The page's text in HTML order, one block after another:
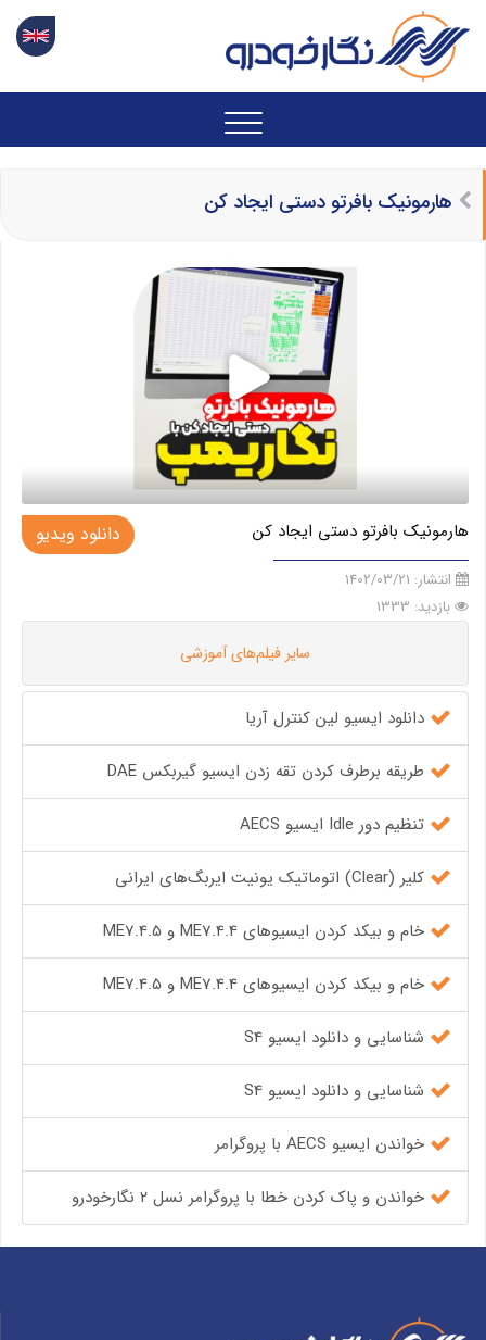
هارمونیک بافرتو دستی ایجاد کن
دانلود ویدیو هارمونیک بافرتو دستی ایجاد کن
انتشار: 1402/03/21
بازدید: 1333
سایر فیلم‌های آموزشی
دانلود ایسیو لین کنترل آریا
طریقه برطرف کردن تقه زدن ایسیو گیربکس DAE
تنظیم دور Idle ایسیو AECS
کلیر (Clear) اتوماتیک یونیت ایربگ‌های ایرانی
خام و بیکد کردن ایسیوهای ME7.4.4 و ME7.4.5
خام و بیکد کردن ایسیوهای ME7.4.4 و ME7.4.5
شناسایی و دانلود ایسیو S4
شناسایی و دانلود ایسیو S4
خواندن ایسیو AECS با پروگرامر
خواندن و پاک کردن خطا با پروگرامر نسل ۲ نگارخودرو